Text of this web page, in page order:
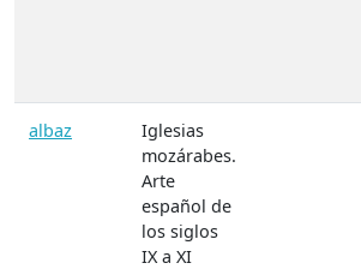
albaz
Iglesias
mozárabes.
Arte
español de
los siglos
IX a XI